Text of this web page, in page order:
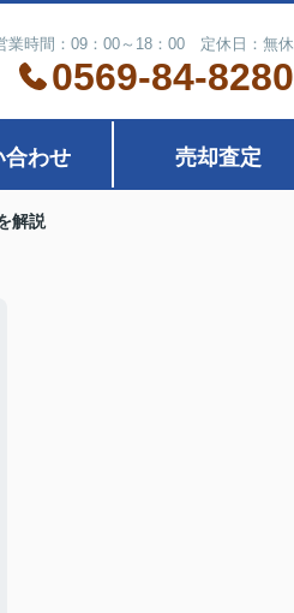
業時間：09：00～18：00 定休日：無休
0569-84-8280
合わせ 売却査定
解説